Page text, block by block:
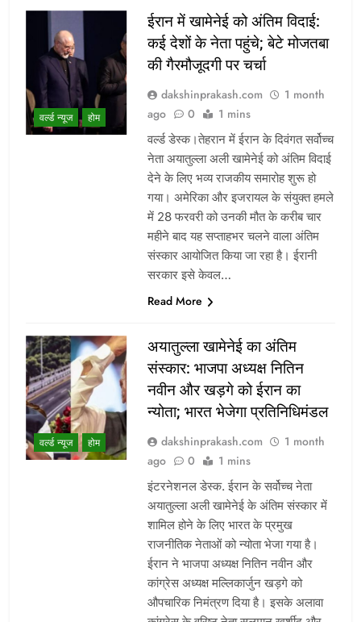
वर्ल्ड न्यूज होम
ईरान में खामेनेई को अंतिम विदाई:
कई देशों के नेता पहुंचे; बेटे मोजतबा
की गैरमौजूदगी पर चर्चा
dakshinprakash.com
1 month
ago
0 1 mins
वर्ल्ड डेस्क।तेहरान में ईरान के दिवंगत सर्वोच्च
नेता अयातुल्ला अली खामेनेई को अंतिम विदाई
देने के लिए भव्य राजकीय समारोह शुरू हो
गया। अमेरिका और इजरायल के संयुक्त हमले
में 28 फरवरी को उनकी मौत के करीब चार
महीने बाद यह सप्ताहभर चलने वाला अंतिम
संस्कार आयोजित किया जा रहा है। ईरानी
सरकार इसे केवल…
Read More
वर्ल्ड न्यूज होम
अयातुल्ला खामेनेई का अंतिम
संस्कार: भाजपा अध्यक्ष नितिन
नवीन और खड़गे को ईरान का
न्योता; भारत भेजेगा प्रतिनिधिमंडल
dakshinprakash.com
1 month
ago
0 1 mins
इंटरनेशनल डेस्क. ईरान के सर्वोच्च नेता
अयातुल्ला अली खामेनेई के अंतिम संस्कार में
शामिल होने के लिए भारत के प्रमुख
राजनीतिक नेताओं को न्योता भेजा गया है।
ईरान ने भाजपा अध्यक्ष नितिन नवीन और
कांग्रेस अध्यक्ष मल्लिकार्जुन खड़गे को
औपचारिक निमंत्रण दिया है। इसके अलावा